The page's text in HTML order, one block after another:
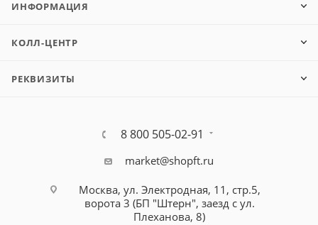
ИНФОРМАЦИЯ
КОЛЛ-ЦЕНТР
РЕКВИЗИТЫ
8 800 505-02-91
market@shopft.ru
Москва, ул. Электродная, 11, стр.5,
ворота 3 (БП "Штерн", заезд с ул.
Плеханова, 8)